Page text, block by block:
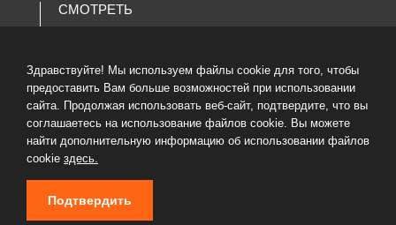
СМОТРЕТЬ
ВАКАНСИИ
КАТАЛОГ ТОВАРОВ
Здравствуйте! Мы используем файлы cookie для того, чтобы
предоставить Вам больше возможностей при использовании
сайта. Продолжая использовать веб-сайт, подтвердите, что вы
соглашаетесь на использование файлов cookie. Вы можете
найти дополнительную информацию об использовании файлов
cookie здесь.
Подтвердить